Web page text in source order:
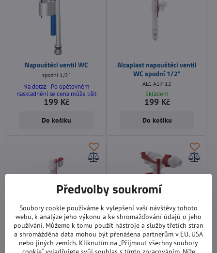
Napouštěcí ventil WC
spodní 1/2"
Na dotaz - Po opětovném
naskladnění se cena může lišit
199 Kč
Do košíku
Alcaplast napouštěcí ventil
WC spodní 1/2"
ALC-A17-12
Skladem
199 Kč
Do košíku
Alcaplast napouštěcí ventil
WC spodní 3/8"
Alcaplast napouštěcí ventil
WC boční univerzální
Předvolby soukromí
Soubory cookie používáme k vylepšení vaší návštěvy tohoto
webu, k analýze jeho výkonu a ke shromažďování údajů o jeho
používání. Můžeme k tomu použít nástroje a služby třetích stran
a shromážděná data mohou být přenášena partnerům v EU, USA
nebo jiných zemích. Kliknutím na „Přijmout všechny soubory